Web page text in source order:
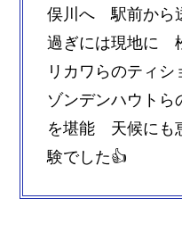
俣川へ 駅前から
過ぎには現地に
リカワらのティ
ゾンデンハウトら
を堪能 天候にも
験でした👍